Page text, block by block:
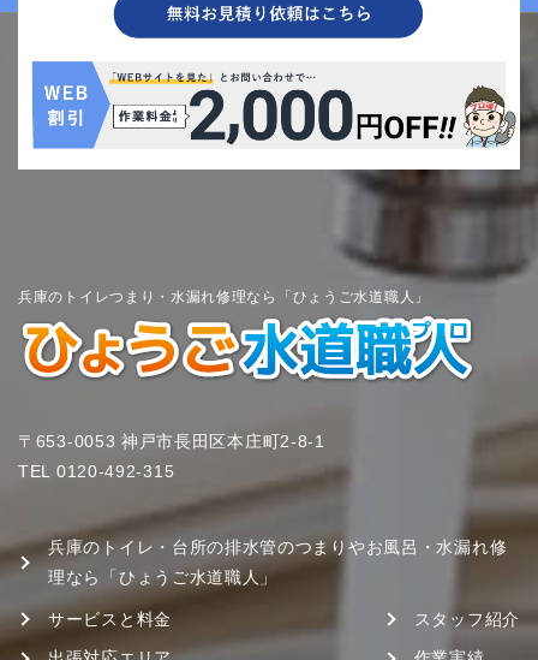
兵庫のトイレつまり・水漏れ修理なら「ひょうご水道職人」
〒653-0053 神戸市長田区本庄町2-8-1
TEL 0120-492-315
兵庫のトイレ・台所の排水管のつまりやお風呂・水漏れ修
理なら「ひょうご水道職人」
サービスと料金 スタッフ紹介